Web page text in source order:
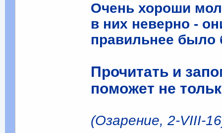
Очень хороши
в них неверно -
правильнее было
Прочитать и
поможет не
(Озарение, 2-VIII-